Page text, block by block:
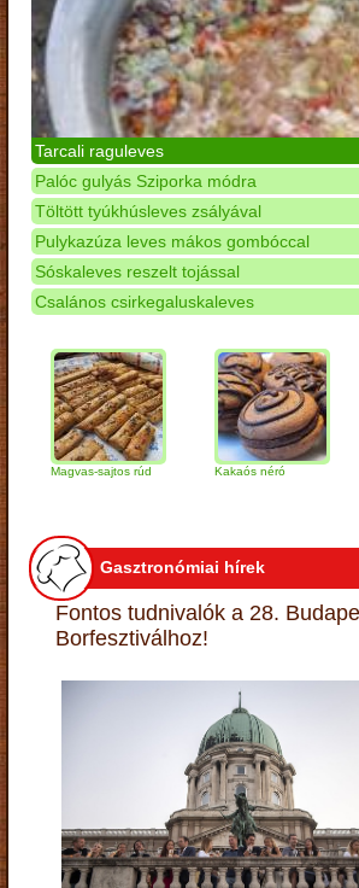
Tarcali raguleves
Palóc gulyás Sziporka módra
Töltött tyúkhúsleves zsályával
Pulykazúza leves mákos gombóccal
Sóskaleves reszelt tojással
Csalános csirkegaluskaleves
Magvas-sajtos rúd Kakaós néró
Gasztronómiai hírek
Fontos tudnivalók a 28.
Borfesztiválhoz!